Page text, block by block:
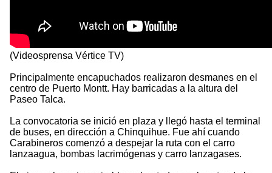
(Videosprensa Vértice TV)
Principalmente encapuchados realizaron desmanes en el
centro de Puerto Montt. Hay barricadas a la altura del
Paseo Talca.
La convocatoria se inició en plaza y llegó hasta el terminal
de buses, en dirección a Chinquihue. Fue ahí cuando
Carabineros comenzó a despejar la ruta con el carro
lanzaagua, bombas lacrimógenas y carro lanzagases.